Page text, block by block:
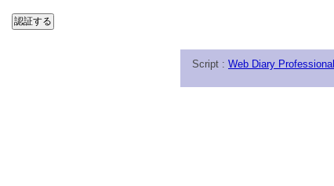
Script : Web Diary Professional